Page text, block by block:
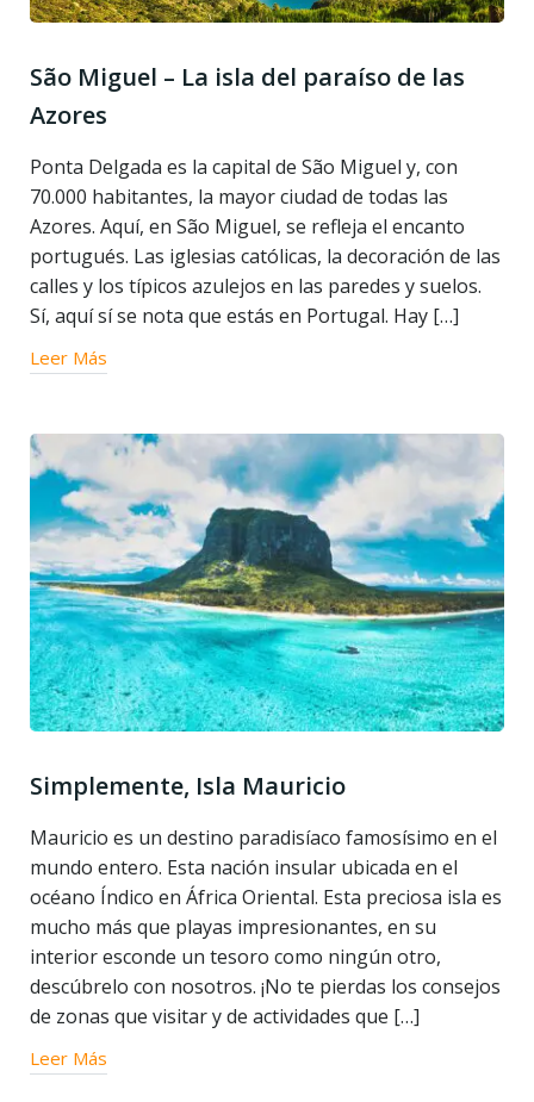
São Miguel – La isla del paraíso de las
Azores
Ponta Delgada es la capital de São Miguel y, con
70.000 habitantes, la mayor ciudad de todas las
Azores. Aquí, en São Miguel, se refleja el encanto
portugués. Las iglesias católicas, la decoración de las
calles y los típicos azulejos en las paredes y suelos.
Sí, aquí sí se nota que estás en Portugal. Hay […]
Leer Más
Simplemente, Isla Mauricio
Mauricio es un destino paradisíaco famosísimo en el
mundo entero. Esta nación insular ubicada en el
océano Índico en África Oriental. Esta preciosa isla es
mucho más que playas impresionantes, en su
interior esconde un tesoro como ningún otro,
descúbrelo con nosotros. ¡No te pierdas los consejos
de zonas que visitar y de actividades que […]
Leer Más